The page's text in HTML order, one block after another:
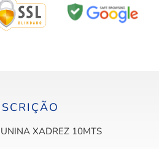
XADREZ 10MTS